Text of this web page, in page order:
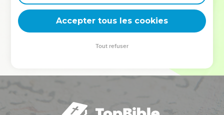
deviennent vos tremplins. Que vous guidiez un ministère, une
équipe, un groupe ou une famille, leur expérience est faite
Accepter tous les cookies
Tout refuser